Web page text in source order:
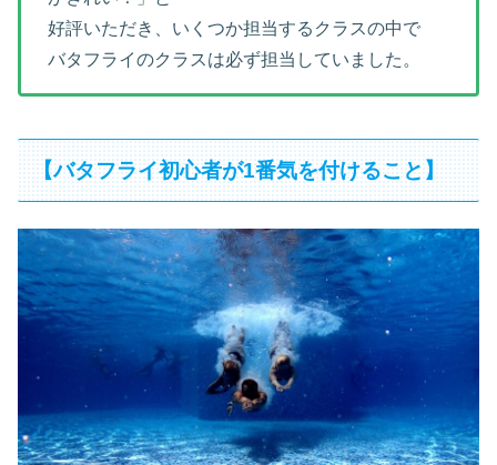
好評いただき、いくつか担当するクラスの中で
バタフライのクラスは必ず担当していました。
【バタフライ初心者が1番気を付けること】